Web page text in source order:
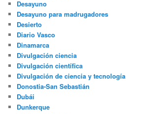
Desayuno
Desayuno para madrugadores
Desierto
Diario Vasco
Dinamarca
Divulgación ciencia
Divulgación científica
Divulgación de ciencia y tecnología
Donostia-San Sebastián
Dubái
Dunkerque